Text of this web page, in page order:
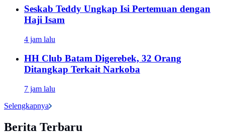
Seskab Teddy Ungkap Isi Pertemuan dengan
Haji Isam
4 jam lalu
HH Club Batam Digerebek, 32 Orang
Ditangkap Terkait Narkoba
7 jam lalu
Selengkapnya
Berita Terbaru